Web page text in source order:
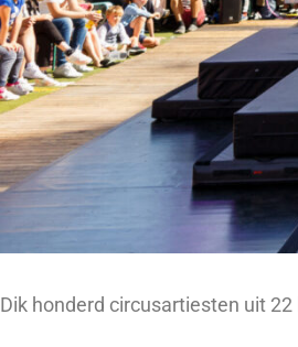
Dik honderd circusartiesten uit